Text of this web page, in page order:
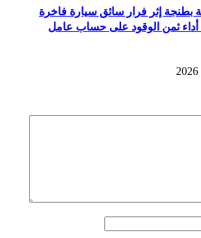
بطنجة إثر فرار سائق سيارة فاخرة
أداء ثمن الوقود على حساب عامل